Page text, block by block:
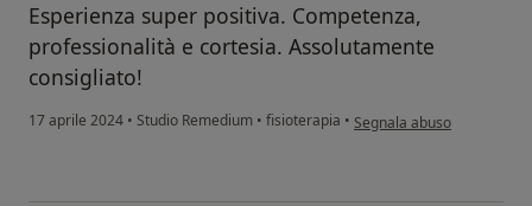
Esperienza super positiva. Competenza,
professionalità e cortesia. Assolutamente
consigliato!
17 aprile 2024 • Studio Remedium • fisioterapia • secondo l'opinione
Segnala abuso